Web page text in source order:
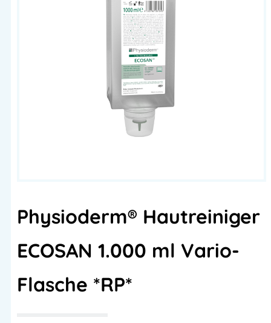
Physioderm® Hautreiniger
ECOSAN 1.000 ml Vario-
Flasche *RP*